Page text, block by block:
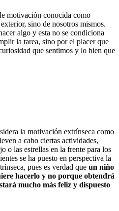
motivación conocida como
sino de nosotros mismos.
algo y esta no se condiciona
la tarea, sino por el placer que
que sentimos y lo bien que
la motivación extrínseca como
a cabo ciertas actividades,
o las estrellas en la frente para los
se ha puesto en perspectiva la
pues es verdad que un niño
hacerlo y no porque obtendrá
mucho más feliz y dispuesto